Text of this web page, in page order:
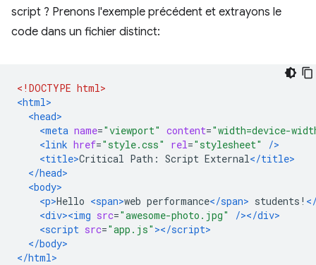
script ? Prenons l'exemple précédent et extrayons le
code dans un fichier distinct:
<!DOCTYPE html>
<html>
<head>
<meta name="viewport" content="width=device-
<link href="style.css" rel="stylesheet"
/>
<title>Critical Path: Script External</title>
</head>
<body>
<p>Hello <span>web performance</span> students!
<div><img src="awesome-photo.jpg"
/></div>
<script src="app.js" ></script>
</body>
</html>